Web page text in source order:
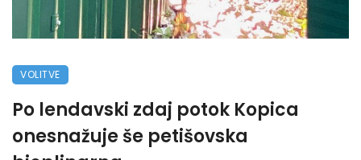
VOLITVE
Po lendavski zdaj potok Kopica
onesnažuje še petišovska